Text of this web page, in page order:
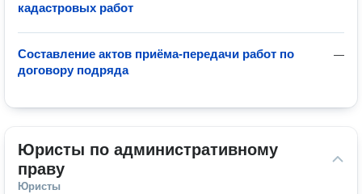
кадастровых работ
—
Составление актов приёма-передачи работ по
договору подряда
Юристы по административному
праву
Юристы